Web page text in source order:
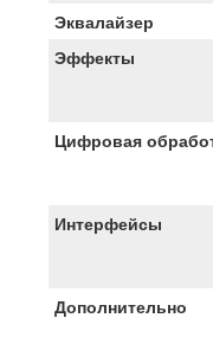
Эквалайзер
Эффекты
Цифровая
Интерфейсы
Дополнительно